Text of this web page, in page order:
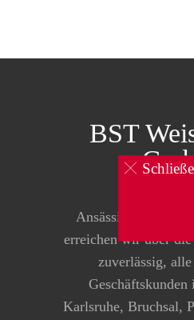
BST
Ansässig in
erreichen wir über
zuverlässig,
Karlsruhe, Bruchsal,